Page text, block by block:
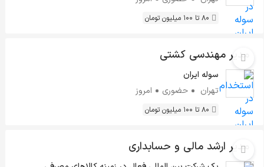
80 تا 100 میلیون تومان
مدیر مهندسی کشتی
سوله ایران
تهران
حضوری امروز
80 تا 100 میلیون تومان
مدیر ارشد مالی و حسابداری